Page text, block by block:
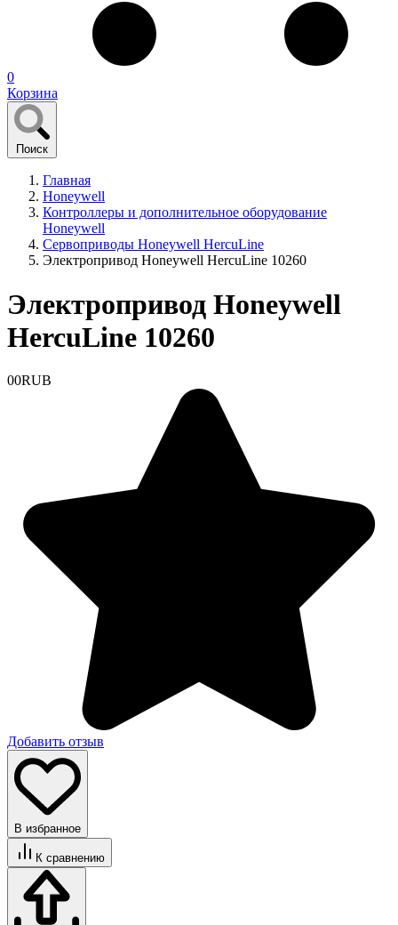
0
Корзина
Поиск
Главная
Honeywell
Контроллеры и дополнительное оборудование
Honeywell
Сервоприводы Honeywell HercuLine
Электропривод Honeywell HercuLine 10260
Электропривод Honeywell
HercuLine 10260
00RUB
Добавить отзыв
В избранное
К сравнению